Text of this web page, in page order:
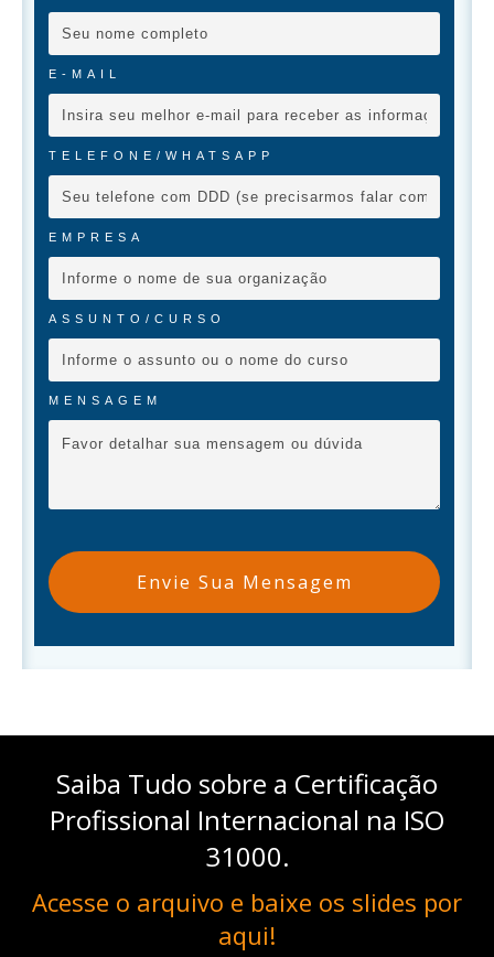
E-MAIL
TELEFONE/WHATSAPP
EMPRESA
ASSUNTO/CURSO
MENSAGEM
Envie Sua Mensagem
Saiba Tudo sobre a Certificação
Profissional Internacional na ISO
31000.
Acesse o arquivo e baixe os slides por
aqui!